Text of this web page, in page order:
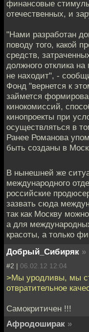
финансовые
отечественных, и
"Нами разработан
поводу того, какой
средств,
должного отклика
не находит", -
Фонд "вернется к
займется
кинокомиссий,
кинопроекты при
осуществляться в
Ранее Романова
быть созданы в
В нынешней же
международного
российские
зазвать сюда
так как Москву
а для
красоты, а только
Добрый_Сибиряк »
#2 | 06.02.12 12:04
>Мы уродливы, мы
отвратительное
Самокритичен !!!
Афродоширак »